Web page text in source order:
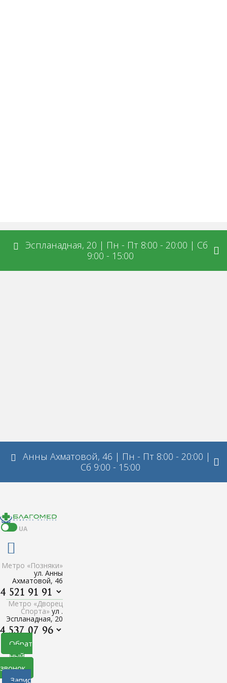
Эспланадная, 20 | Пн - Пт 8:00 - 20:00 | Сб
9:00 - 15:00
Анны Ахматовой, 46 | Пн - Пт 8:00 - 20:00 |
Сб 9:00 - 15:00
UA
Метро «Позняки»
ул. Анны
Ахматовой, 46
Метро «Дворец
Спорта» ул .
Эспланадная, 20
Обрат
ный
звонок
Запис